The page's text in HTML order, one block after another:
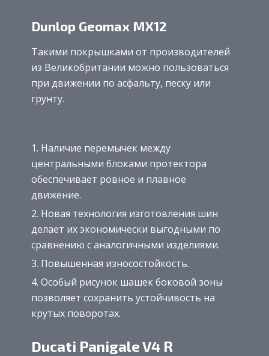
Dunlop Geomax MX12
Такими покрышками от производителей
из Великобритании можно пользоваться
при движении по асфальту, песку или
грунту.
Наличие перемычек между
центральными блоками протектора
обеспечивает ровное и плавное
движение.
Новая технология изготовления шин
делает их экономически выгодными по
сравнению с аналогичными изделиями.
Повышенная износостойкость.
Особый рисунок шашек боковой зоны
позволяет сохранить устойчивость на
крутых поворотах.
Ducati Panigale V4 R